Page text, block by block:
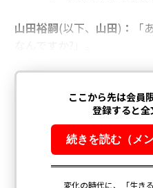
山田裕嗣(以下、 山田) ：